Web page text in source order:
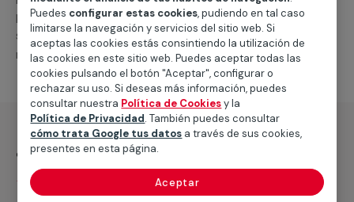
presupuesto. Además, si lo necesitas podemos
suministrarte cualquier tipo de suelo vinílico que
necesites.
¿Qué incluye?
Puedes configurar estas cookies, pudiendo en tal caso
limitarse la navegación y servicios del sitio web. Si
aceptas las cookies estás consintiendo la utilización de
las cookies en este sitio web. Puedes aceptar todas las
cookies pulsando el botón "Aceptar", configurar o
rechazar su uso. Si deseas más información, puedes
consultar nuestra Política de Cookiesy la
Política de Privacidad. También puedes consultar
cómo trata Google tus datos a través de sus cookies,
presentes en esta página.
Aceptar